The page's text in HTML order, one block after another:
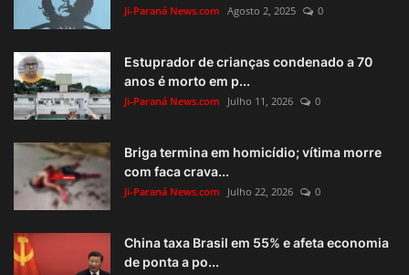
Ji-Paraná News.com Agosto 2, 2025 0
Estuprador de crianças condenado a 70
anos é morto em p...
Ji-Paraná News.com Julho 11, 2026 0
Briga termina em homicídio; vítima morre
com faca crava...
Ji-Paraná News.com Julho 22, 2026 0
China taxa Brasil em 55% e afeta economia
de ponta a po...